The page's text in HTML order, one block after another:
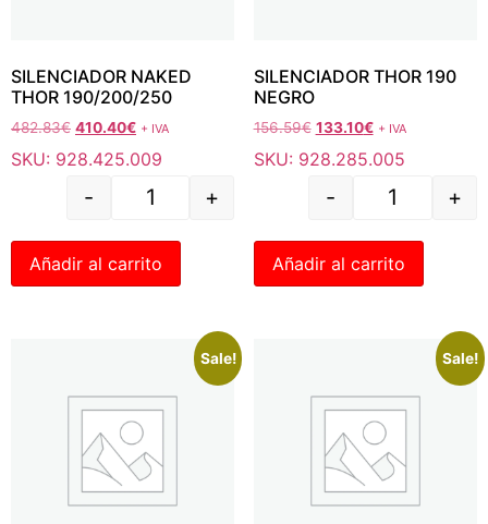
SILENCIADOR NAKED
THOR 190/200/250
482.83€ 410.40€ + IVA
SKU: 928.425.009
- +
Añadir al carrito
SILENCIADOR THOR 190
NEGRO
156.59€ 133.10€ + IVA
SKU: 928.285.005
- +
Añadir al carrito
Sale! Sale!